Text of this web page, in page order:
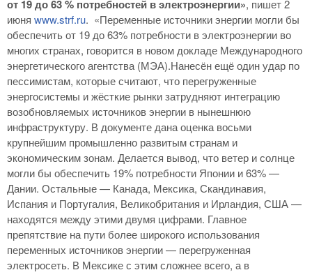
от 19 до 63 % потребностей в электроэнергии», пишет 2
июня www.strf.ru. «Переменные источники энергии могли бы
обеспечить от 19 до 63% потребности в электроэнергии во
многих странах, говорится в новом докладе Международного
энергетического агентства (МЭА).Нанесён ещё один удар по
пессимистам, которые считают, что перегруженные
энергосистемы и жёсткие рынки затрудняют интеграцию
возобновляемых источников энергии в нынешнюю
инфраструктуру. В документе дана оценка восьми
крупнейшим промышленно развитым странам и
экономическим зонам. Делается вывод, что ветер и солнце
могли бы обеспечить 19% потребности Японии и 63% —
Дании. Остальные — Канада, Мексика, Скандинавия,
Испания и Португалия, Великобритания и Ирландия, США —
находятся между этими двумя цифрами. Главное
препятствие на пути более широкого использования
переменных источников энергии — перегруженная
электросеть. В Мексике с этим сложнее всего, а в